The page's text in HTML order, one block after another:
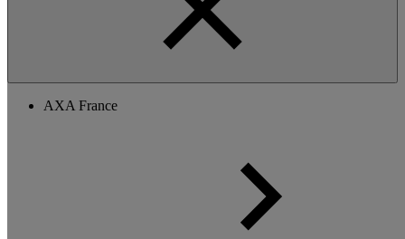
AXA France